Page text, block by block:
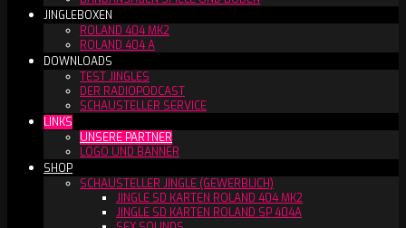
JINGLEBOXEN
ROLAND 404 MK2
ROLAND 404 A
DOWNLOADS
TEST JINGLES
DER RADIOPODCAST
SCHAUSTELLER SERVICE
LINKS
UNSERE PARTNER
LOGO UND BANNER
SHOP
SCHAUSTELLER JINGLE (GEWERBLICH)
JINGLE SD KARTEN ROLAND 404 MK2
JINGLE SD KARTEN ROLAND SP 404A